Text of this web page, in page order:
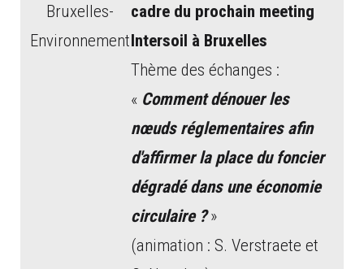
Bruxelles-
Environnement
cadre du prochain meeting
Intersoil à Bruxelles
Thème des échanges :
« Comment dénouer les
nœuds réglementaires afin
d'affirmer la place du foncier
dégradé dans une économie
circulaire ?»
(animation : S. Verstraete et